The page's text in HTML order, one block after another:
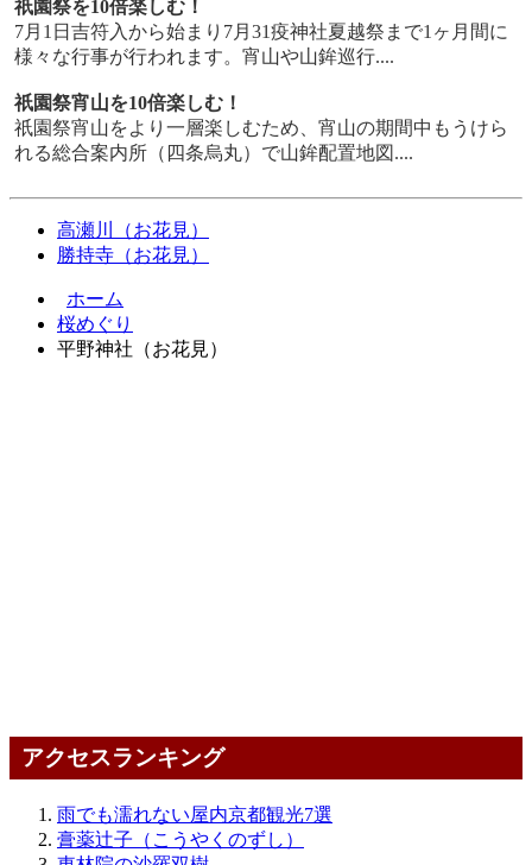
祇園祭を10倍楽しむ！
7月1日吉符入から始まり7月31疫神社夏越祭まで1ヶ月間に
様々な行事が行われます。宵山や山鉾巡行....
祇園祭宵山を10倍楽しむ！
祇園祭宵山をより一層楽しむため、宵山の期間中もうけら
れる総合案内所（四条烏丸）で山鉾配置地図....
高瀬川（お花見）
勝持寺（お花見）
ホーム
桜めぐり
平野神社（お花見）
アクセスランキング
雨でも濡れない屋内京都観光7選
膏薬辻子（こうやくのずし）